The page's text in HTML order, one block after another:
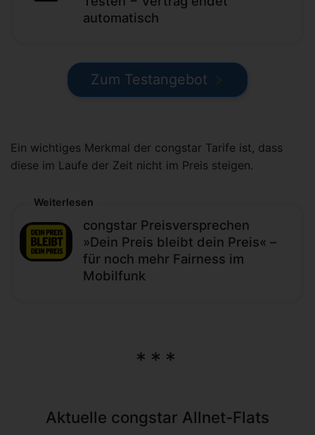
automatisch
Zum Testangebot
Ein wichtiges Merkmal der congstar Tarife ist, dass
diese im Laufe der Zeit nicht im Preis steigen.
Weiterlesen
congstar Preisversprechen
»Dein Preis bleibt dein Preis« –
für noch mehr Fairness im
Mobilfunk
Aktuelle congstar Allnet-Flats